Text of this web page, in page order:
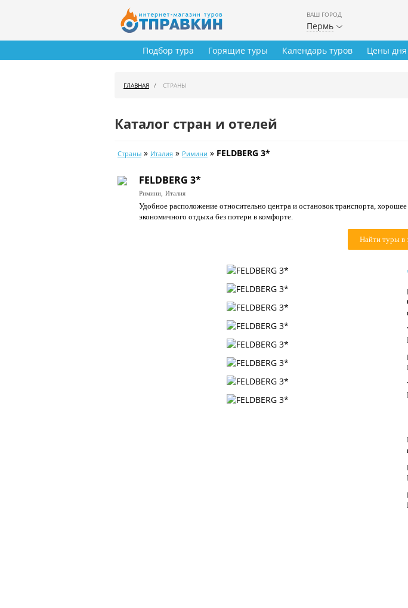
ВАШ ГОРОД
Пермь
Подбор тура Горящие туры Календарь туров Цены дня
ГЛАВНАЯ СТРАНЫ
Каталог стран и отелей
Страны » Италия » Римини » FELDBERG 3*
FELDBERG 3*
Римини, Италия
Удобное расположение относительно центра и остановок транспорта,
экономичного отдыха без потери в комфорте.
Найти туры в